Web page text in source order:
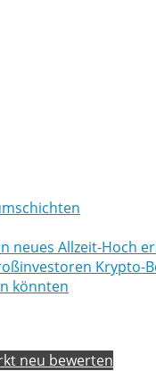
neues Allzeit-Hoch
könnten
neu bewerten